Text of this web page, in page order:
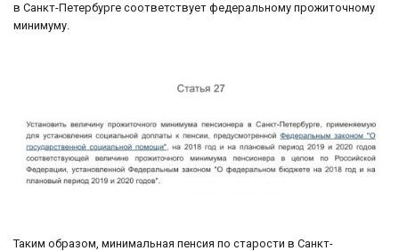
в Санкт-Петербурге соответствует федеральному прожиточному
минимуму.
Таким образом, минимальная пенсия по старости в Санкт-